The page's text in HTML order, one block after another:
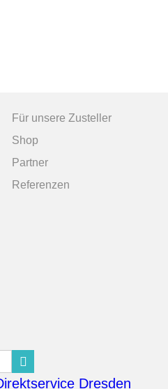
Navigation
überspringen
Für unsere Zusteller
Shop
Partner
Referenzen